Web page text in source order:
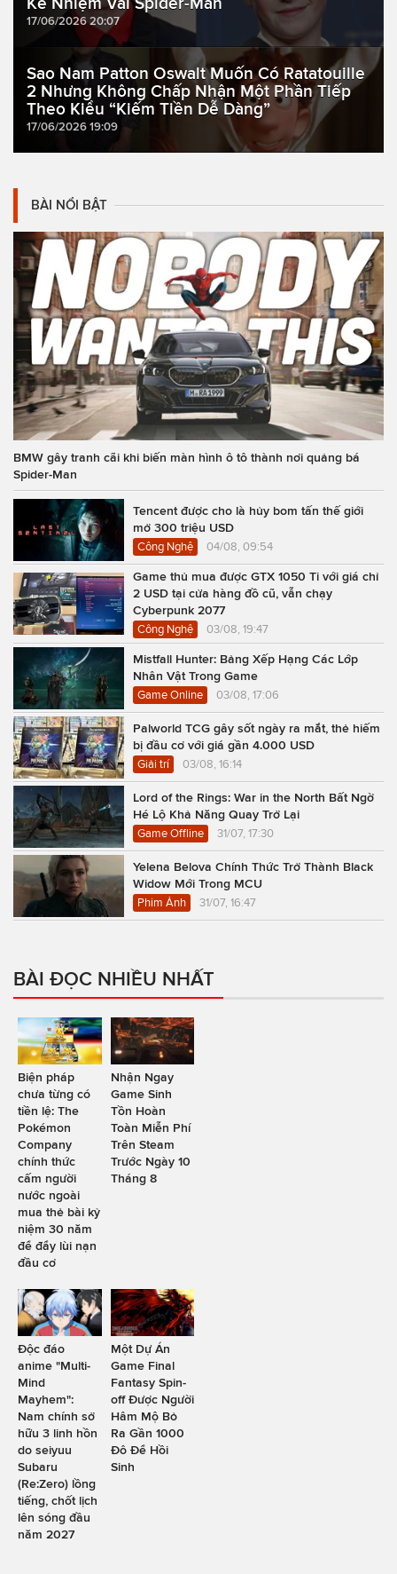
17/06/2026 20:07
Sao Nam Patton Oswalt Muốn Có Ratatouille
2 Nhưng Không Chấp Nhận Một Phần Tiếp
Theo Kiểu “Kiếm Tiền Dễ Dàng”
17/06/2026 19:09
BÀI NỔI BẬT
BMW gây tranh cãi khi biến màn hình ô tô thành nơi quảng bá
Spider-Man
Tencent được cho là hủy bom tấn thế giới
mở 300 triệu USD
Công Nghệ 04/08, 09:54
Game thủ mua được GTX 1050 Ti với giá chỉ
2 USD tại cửa hàng đồ cũ, vẫn chạy
Cyberpunk 2077
Công Nghệ 03/08, 19:47
Mistfall Hunter: Bảng Xếp Hạng Các Lớp
Nhân Vật Trong Game
Game Online 03/08, 17:06
Palworld TCG gây sốt ngày ra mắt, thẻ hiếm
bị đầu cơ với giá gần 4.000 USD
Giải trí 03/08, 16:14
Lord of the Rings: War in the North Bất Ngờ
Hé Lộ Khả Năng Quay Trở Lại
Game Offline 31/07, 17:30
Yelena Belova Chính Thức Trở Thành Black
Widow Mới Trong MCU
Phim Ảnh 31/07, 16:47
BÀI ĐỌC NHIỀU NHẤT
Biện pháp
chưa từng có
tiền lệ: The
Pokémon
Company
chính thức
cấm người
nước ngoài
mua thẻ bài kỷ
niệm 30 năm
để đẩy lùi nạn
đầu cơ
Nhận Ngay
Game Sinh
Tồn Hoàn
Toàn Miễn Phí
Trên Steam
Trước Ngày 10
Tháng 8
Độc đáo
anime "Multi-
Mind
Mayhem":
Nam chính sở
hữu 3 linh hồn
do seiyuu
Subaru
(Re:Zero) lồng
tiếng, chốt lịch
lên sóng đầu
năm 2027
Một Dự Án
Game Final
Fantasy Spin-
off Được Người
Hâm Mộ Bỏ
Ra Gần 1000
Đô Để Hồi
Sinh